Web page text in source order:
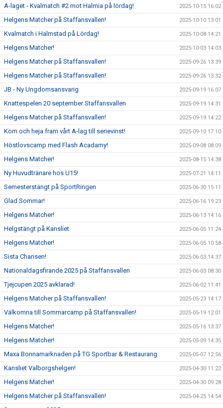
A-laget - Kvalmatch #2 mot Halmia på lördag! 2025-10-15 16:02
Helgens Matcher på Staffansvallen! 2025-10-10 13:01
Kvalmatch i Halmstad på Lördag! 2025-10-08 14:21
Helgens Matcher! 2025-10-03 14:03
Helgens Matcher på Staffansvallen! 2025-09-26 13:39
Helgens Matcher på Staffansvallen! 2025-09-26 13:32
JB - Ny Ungdomsansvarig 2025-09-19 16:07
Knattespelen 20 september Staffansvallen 2025-09-19 14:31
Helgens Matcher på Staffansvallen! 2025-09-19 14:22
Kom och heja fram vårt A-lag till serievinst! 2025-09-10 17:10
Höstlovscamp med Flash Acadamy! 2025-09-08 08:09
Helgens Matcher! 2025-08-15 14:38
Ny Huvudtränare hos U15! 2025-07-21 14:11
Semesterstängt på SportRingen 2025-06-30 15:11
Glad Sommar! 2025-06-16 19:23
Helgens Matcher! 2025-06-13 14:16
Helgstängt på Kansliet 2025-06-05 11:24
Helgens Matcher! 2025-06-05 10:58
Sista Chansen! 2025-06-03 14:37
Nationaldagsfirande 2025 på Staffansvallen 2025-06-03 08:30
Tjejcupen 2025 avklarad! 2025-06-02 11:41
Helgens Matcher på Staffansvallen! 2025-05-23 14:17
Välkomna till Sommarcamp på Staffansvallen! 2025-05-19 12:01
Helgens Matcher! 2025-05-16 13:37
Helgens Matcher! 2025-05-09 14:35
Maxa Bonnamarknaden på TG Sportbar & Restaurang 2025-05-07 12:56
Kansliet Valborgshelgen! 2025-04-30 11:22
Helgens Matcher! 2025-04-30 09:28
Helgens Matcher på Staffansvallen! 2025-04-25 14:54